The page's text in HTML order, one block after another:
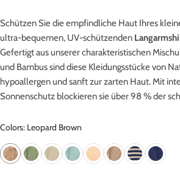
Schützen Sie die empfindliche Haut Ihres
ultra-bequemen, UV-schützenden
Gefertigt aus unserer charakteristischen
und Bambus sind diese Kleidungsstücke von
hypoallergen und sanft zur zarten Haut. Mit
Sonnenschutz blockieren sie über 98 % der
Colors: Leopard Brown